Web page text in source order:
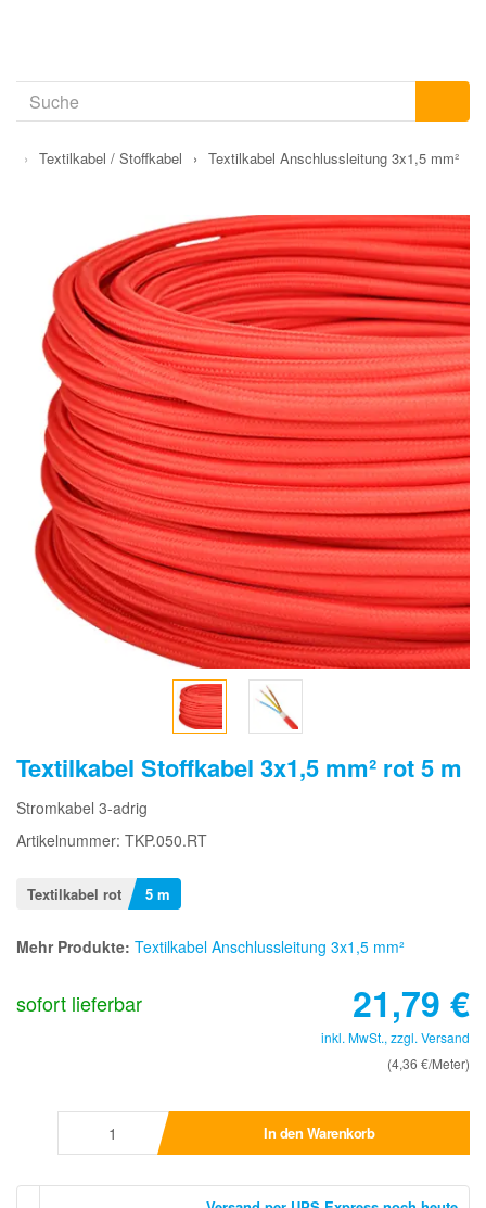
› Textilkabel / Stoffkabel › Textilkabel Anschlussleitung 3x1,5 mm²
Textilkabel Stoffkabel 3x1,5 mm² rot 5 m
Stromkabel 3-adrig
Artikelnummer: TKP.050.RT
Textilkabel rot 5 m
Mehr Produkte: Textilkabel Anschlussleitung 3x1,5 mm²
sofort lieferbar 21,79 €
inkl. MwSt., zzgl. Versand
(4,36 €/Meter)
In den Warenkorb